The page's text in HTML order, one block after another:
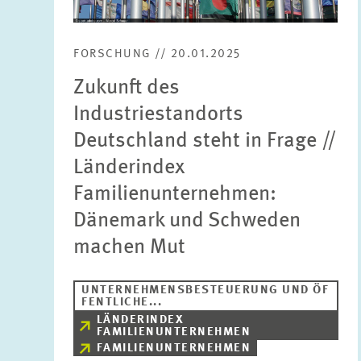
FORSCHUNG // 20.01.2025
Zukunft des
Industriestandorts
Deutschland steht in Frage //
Länderindex
Familienunternehmen:
Dänemark und Schweden
machen Mut
UNTERNEHMENSBESTEUERUNG UND ÖF
FENTLICHE...
LÄNDERINDEX
FAMILIENUNTERNEHMEN
FAMILIENUNTERNEHMEN